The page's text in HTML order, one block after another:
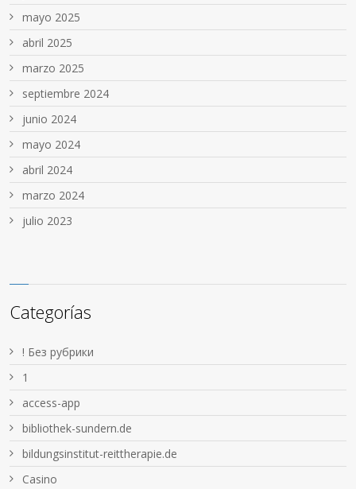
mayo 2025
abril 2025
marzo 2025
septiembre 2024
junio 2024
mayo 2024
abril 2024
marzo 2024
julio 2023
Categorías
! Без рубрики
1
access-app
bibliothek-sundern.de
bildungsinstitut-reittherapie.de
Casino